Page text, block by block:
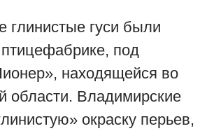
глинистые гуси были
под
находящейся во
области. Владимирские
окраску перьев,